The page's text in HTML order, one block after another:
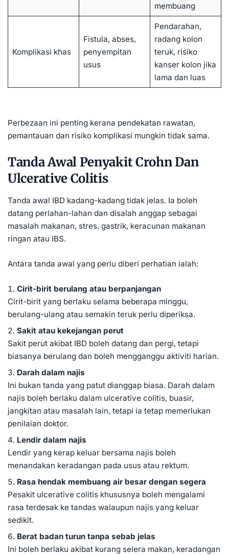
membuang
Komplikasi khas
Fistula, abses,
penyempitan
usus
Pendarahan,
radang kolon
teruk, risiko
kanser kolon jika
lama dan luas
Perbezaan ini penting kerana pendekatan rawatan,
pemantauan dan risiko komplikasi mungkin tidak sama.
Tanda Awal Penyakit Crohn Dan
Ulcerative Colitis
Tanda awal IBD kadang-kadang tidak jelas. Ia boleh
datang perlahan-lahan dan disalah anggap sebagai
masalah makanan, stres, gastrik, keracunan makanan
ringan atau IBS.
Antara tanda awal yang perlu diberi perhatian ialah:
Cirit-birit berulang atau berpanjangan
Cirit-birit yang berlaku selama beberapa minggu,
berulang-ulang atau semakin teruk perlu diperiksa.
Sakit atau kekejangan perut
Sakit perut akibat IBD boleh datang dan pergi, tetapi
biasanya berulang dan boleh mengganggu aktiviti harian.
Darah dalam najis
Ini bukan tanda yang patut dianggap biasa. Darah dalam
najis boleh berlaku dalam ulcerative colitis, buasir,
jangkitan atau masalah lain, tetapi ia tetap memerlukan
penilaian doktor.
Lendir dalam najis
Lendir yang kerap keluar bersama najis boleh
menandakan keradangan pada usus atau rektum.
Rasa hendak membuang air besar dengan segera
Pesakit ulcerative colitis khususnya boleh mengalami
rasa terdesak ke tandas walaupun najis yang keluar
sedikit.
Berat badan turun tanpa sebab jelas
Ini boleh berlaku akibat kurang selera makan, keradangan